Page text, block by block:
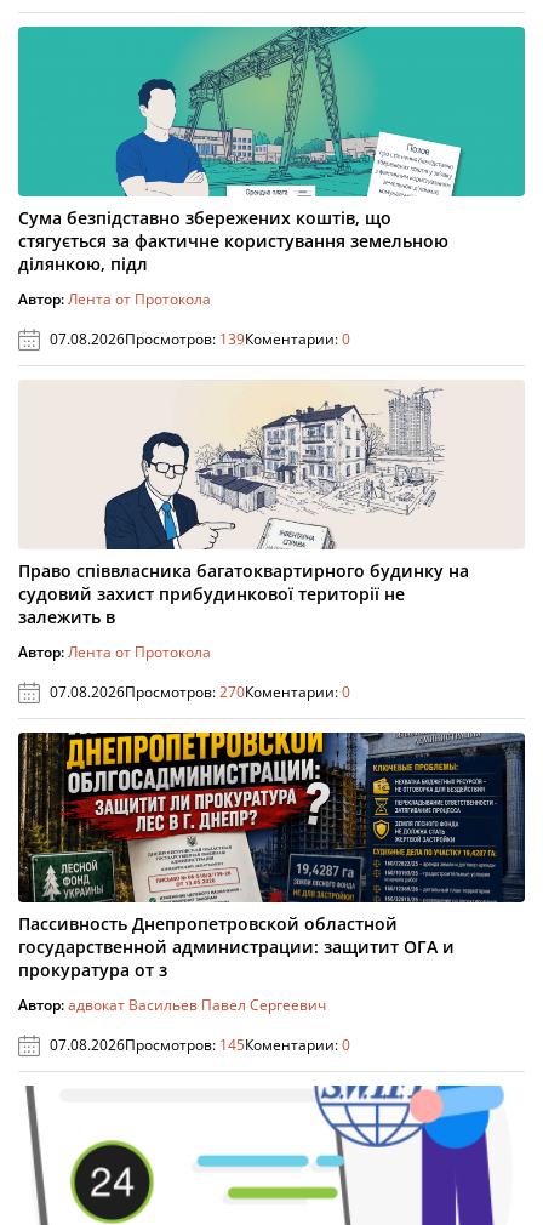
Сума безпідставно збережених коштів, що
стягується за фактичне користування земельною
ділянкою, підл
Автор:Лента от Протокола
07.08.2026Просмотров: 139Коментарии:0
Право співвласника багатоквартирного будинку на
судовий захист прибудинкової території не
залежить в
Автор:Лента от Протокола
07.08.2026Просмотров:270Коментарии:0
Пассивность Днепропетровской областной
государственной администрации: защитит ОГА и
прокуратура от з
Автор:адвокат Васильев Павел Сергеевич
07.08.2026Просмотров: 145Коментарии:0